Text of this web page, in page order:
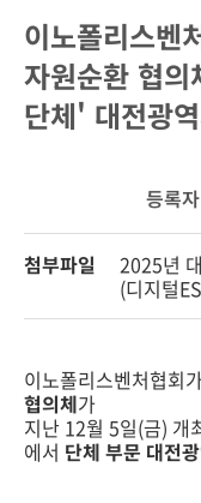
이노폴리스벤
자원순환 협
단체' 대전광
등록자
첨부파일
2025년
(디지털
이노폴리스벤처협회
협의체가
지난 12월 5일(금) 개
에서 단체 부문 대전